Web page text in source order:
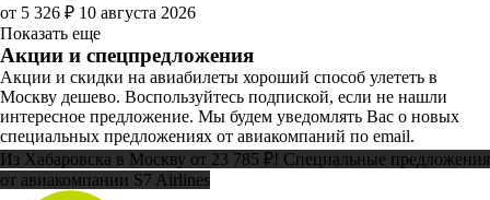
от 5 326 ₽ 10 августа 2026
Показать еще
Акции и спецпредложения
Акции и скидки на авиабилеты хороший способ улететь в
Москву дешево. Воспользуйтесь подпиской, если не нашли
интересное предложение. Мы будем уведомлять Вас о новых
специальных предложениях от авиакомпаний по email.
Из Хабаровска в Москву от 23 785 ₽! Специальные предложения
от авиакомпании S7 Airlines